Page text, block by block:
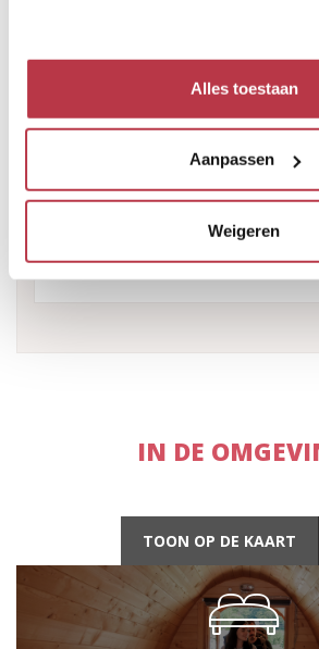
Alles toestaan
Aanpassen
Weigeren
WiFi
Bad
Ontbijt
Televisie
IN DE
TOON OP DE KAART